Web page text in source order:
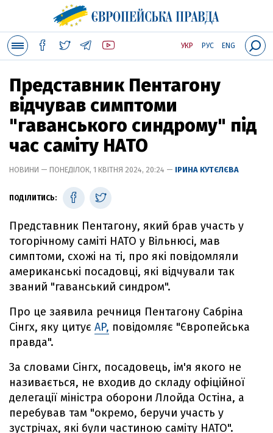
УКР РУС ENG
Представник Пентагону
відчував симптоми
"гаванського синдрому" під
час саміту НАТО
НОВИНИ — ПОНЕДІЛОК, 1 КВІТНЯ 2024, 20:24 — ІРИНА КУТЄЛЄВА
ПОДІЛИТИСЬ:
Представник Пентагону, який брав участь у
тогорічному саміті НАТО у Вільнюсі, мав
симптоми, схожі на ті, про які повідомляли
американські посадовці, які відчували так
званий "гаванський синдром".
Про це заявила речниця Пентагону Сабріна
Сінгх, яку цитує AP, повідомляє "Європейська
правда".
За словами Сінгх, посадовець, ім'я якого не
називається, не входив до складу офіційної
делегації міністра оборони Ллойда Остіна, а
перебував там "окремо, беручи участь у
зустрічах, які були частиною саміту НАТО".